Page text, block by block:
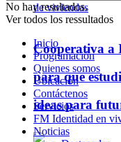
Cooperativa a
para que
ideas para
No hay resultados.
Ver todos los ressultados
Inicio
Programación
Quienes somos
Ubicación
Contáctenos
Servicios
FM Identidad en
Noticias